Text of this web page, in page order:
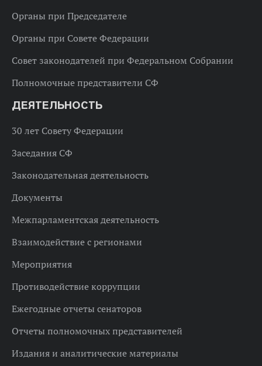
Органы при Председателе
Органы при Совете Федерации
Совет законодателей при Федеральном Собрании
Полномочные представители СФ
ДЕЯТЕЛЬНОСТЬ
30 лет Совету Федерации
Заседания СФ
Законодательная деятельность
Документы
Межпарламентская деятельность
Взаимодействие с регионами
Мероприятия
Противодействие коррупции
Ежегодные отчеты сенаторов
Отчеты полномочных представителей
Издания и аналитические материалы